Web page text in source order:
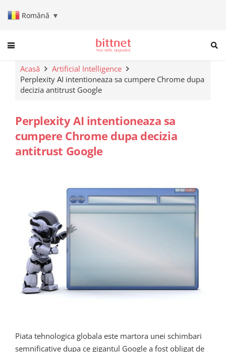
Română ▼
When autocomplete results
Acasă
Artificial Intelligence
Perplexity AI intentioneaza sa cumpere Chrome dupa
decizia antitrust Google
Perplexity AI intentioneaza sa
cumpere Chrome dupa decizia
antitrust Google
Piata tehnologica globala este martora unei schimbari
semnificative dupa ce gigantul Google a fost obligat de